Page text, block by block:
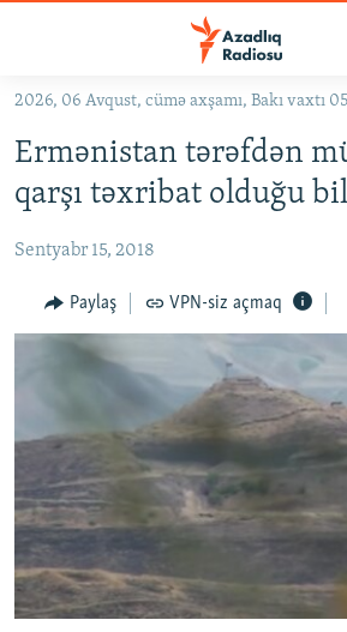
Əsas
qayıt
Əsas
naviqasiyaya
qayıt
KORRUPSIOMETR
#ƏSLINDƏ
FƏRQƏ BAX
QANUNI DOĞRU
MULTIMEDIA
VIDEO
FOTOQALEREYA
KARIKATURA
RADIO ARXIV
OXU ZALI
İSLAM VƏ DEMOKRATIYA
HAQQIMIZDA
PEŞƏ ETIKASI VƏ JURNALISTIKA
BIZI IZLƏ
2026, 06 Avqust, cümə axşamı, Bakı vaxtı
Ermənistan tərəfdən
qarşı təxribat olduğu
Sentyabr 15, 2018
Paylaş VPN-siz açmaq